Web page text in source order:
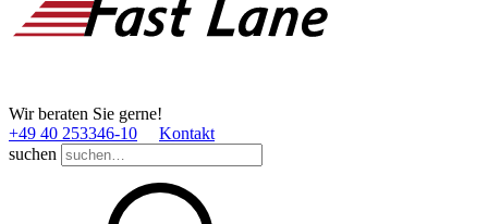
Wir beraten Sie gerne!
+49 40 253346­-10
Kontakt
suchen